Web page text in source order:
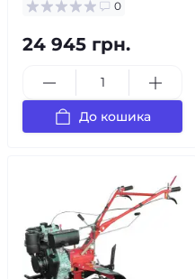
0
24 945 грн.
До кошика